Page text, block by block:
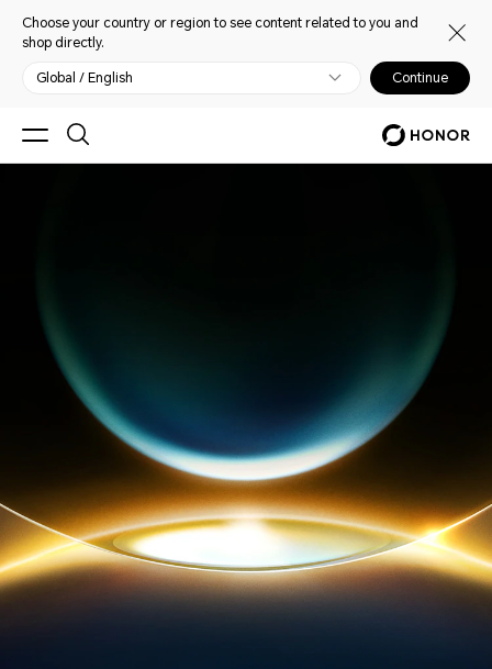
Choose your country or region to see content related to you and
shop directly.
Global / English Continue